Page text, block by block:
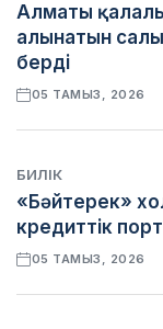
Алматы
алынатын
берді
05 ТАМЫЗ, 2026
БИЛІК
«Бәйтерек»
кредиттік
05 ТАМЫЗ, 2026